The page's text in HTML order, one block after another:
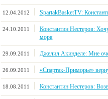
12.04.2012 SpartakBasketTV:
24.10.2011
Константин Нестеров:
моря
29.09.2011 Джелил Акинделе: Мне
26.09.2011 «Спартак-Приморье»
18.08.2011 Константин Нестеров: